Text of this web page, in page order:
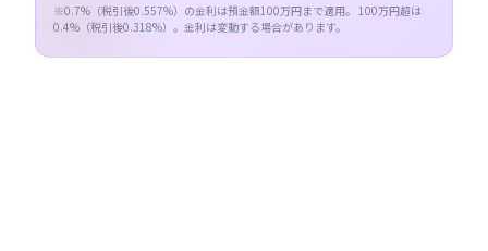
※0.7%（税引後0.557%）の金利は預金額100万円まで適用。 100万円超は
0.4%（税引後0.318%）。金利は変動する場合があります。